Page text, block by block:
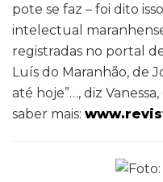
pote se faz – foi dito
intelectual
registradas no portal
Luís do Maranhão, de
até hoje”…, diz
saber mais: